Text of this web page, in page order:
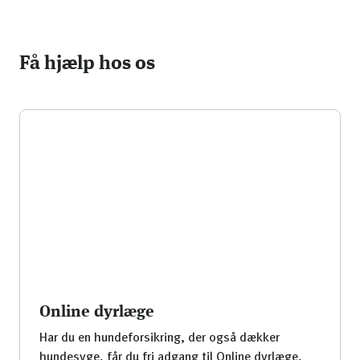
Få hjælp hos os
Online dyrlæge
Har du en hundeforsikring, der også dækker